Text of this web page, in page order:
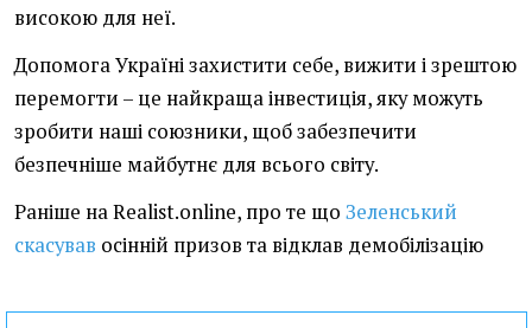
високою для неї.
Допомога Україні захистити себе, вижити і зрештою
перемогти – це найкраща інвестиція, яку можуть
зробити наші союзники, щоб забезпечити
безпечніше майбутнє для всього світу.
Раніше на Realist.online, про те що Зеленський
скасував осінній призов та відклав демобілізацію